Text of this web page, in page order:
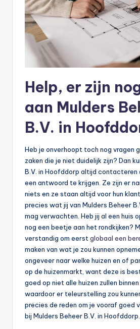
Help, er zijn
aan Mulders
B.V. in
Heb je onverhoopt toch nog vragen
zaken die je niet duidelijk zijn? Dan
B.V. in Hoofddorp altijd contacteren
een antwoord te krijgen. Ze zijn er
niets en ze staan altijd voor hun
precies wat jij van Mulders Beheer
mag verwachten. Heb jij al een huis
nog een beetje aan het rondkijken?
verstandig om eerst globaal een
maken van wat je zou kunnen
ongeveer naar welke huizen en of
op de huizenmarkt, want deze is
goed op niet alle huizen zullen
waardoor er teleurstelling zou
precies de reden om je vooraf goed
bij Mulders Beheer B.V. in Hoofddorp.